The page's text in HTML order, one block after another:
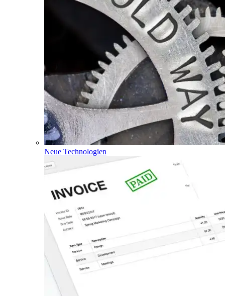
Neue Technologien